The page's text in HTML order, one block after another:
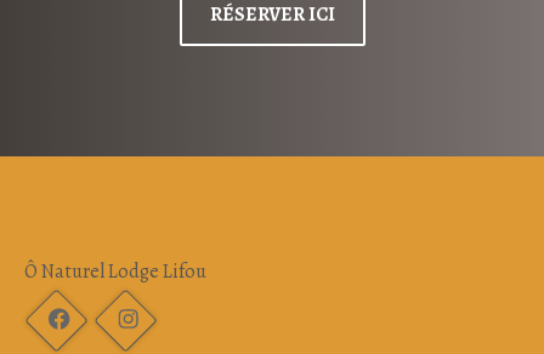
RÉSERVER ICI
Ô Naturel Lodge Lifou